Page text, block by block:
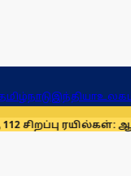
இந்தியா
ஆக. 14-ஆம்